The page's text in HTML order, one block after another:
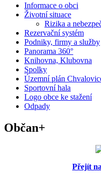
Informace o obci
Životní situace
Rizika a
Rezervační systém
Podniky, firmy a služby
Panorama 360°
Knihovna, Klubovna
Spolky
Územní plán
Sportovní hala
Logo obce ke stažení
Odpady
Občan+
Přejít